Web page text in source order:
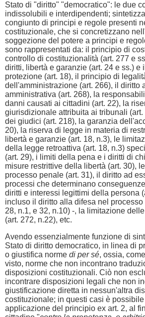
Stato di "diritto" "democratico": le due
indissolubili e interdipendenti;
congiunto di principi e regole presenti
costituzionale, che si concretizzano
soggezione del potere a principi e
sono rappresentati da: il principio di
controllo di costituzionalità (art. 277 e
diritti, libertà e garanzie (art. 24 e ss.) e
protezione (art. 18), il principio di
dell'amministrazione (art. 266), il diritto
amministrativa (art. 268), la
danni causati ai cittadini (art. 22), la
giurisdizionale attribuita ai tribunali
dei giudici (art. 218), la garanzia
20), la riserva di legge in materia di
libertà e garanzie (art. 18, n.3), le
della legge retroattiva (art. 18, n.3)
(art. 29), i limiti della pena e i diritti di
misure restrittive della libertà (art. 30),
processo penale (art. 31), il diritto ad
processi che determinano
diritti e interessi legittimi della persona
incluso il diritto alla difesa nel processo
28, n.1, e 32, n.10) -, la limitazione
(art. 272, n.22), etc.
Avendo essenzialmente funzione di
Stato di diritto democratico, in linea di
o giustifica norme di per sé, ossia,
visto, norme che non incontrano
disposizioni costituzionali. Ciò non
incontrare disposizioni legali che non
giustificazione diretta in nessun'altra
costituzionale; in questi casi è
applicazione del principio ex art. 2, al